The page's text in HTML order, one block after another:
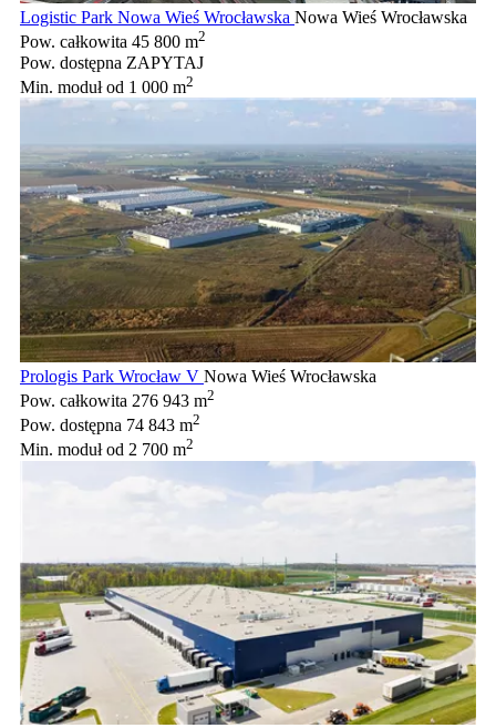
Logistic Park Nowa Wieś Wrocławska Nowa Wieś Wrocławska
Pow. całkowita 45 800 m2
Pow. dostępna ZAPYTAJ
Min. modułod 1 000 m2
Prologis Park Wrocław V Nowa Wieś Wrocławska
Pow. całkowita 276 943 m2
Pow. dostępna 74 843 m2
Min. modułod 2 700 m2